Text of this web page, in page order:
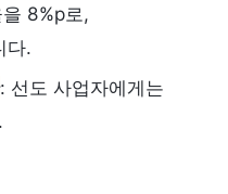
8%p로,
다.
: 선도 사업자에게는